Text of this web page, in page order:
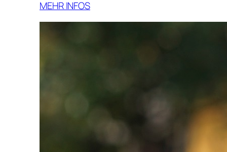
MEHR INFOS